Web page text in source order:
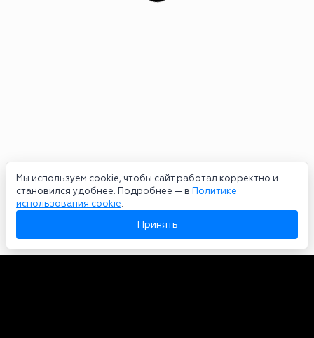
Мы используем cookie, чтобы сайт работал корректно и
становился удобнее. Подробнее — в Политике
использования cookie.
Принять